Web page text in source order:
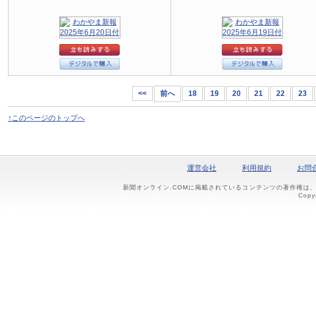
<< 前へ 18 19 20 21 22 23
↑このページのトップへ
運営会社 利用規約 お問
新聞オンライン.COMに掲載されているコンテンツの著作権は